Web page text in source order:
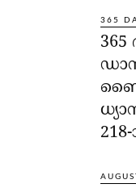
365
365